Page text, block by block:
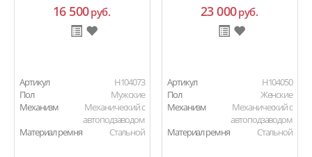
16 500руб.
Артикул
H104073
Пол
Мужские
Механизм
Механический с
автоподзаводом
Материал ремня
Стальной
23 000руб.
Артикул
H104050
Пол
Женские
Механизм
Механический с
автоподзаводом
Материал ремня
Стальной